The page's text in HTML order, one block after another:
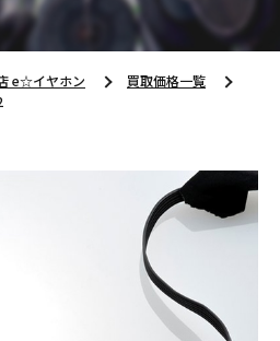
e☆イヤホン
買取価格一覧